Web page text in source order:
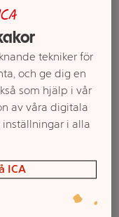
tekniker för
och ge dig en
som hjälp i vår
av våra digitala
i alla
ICA